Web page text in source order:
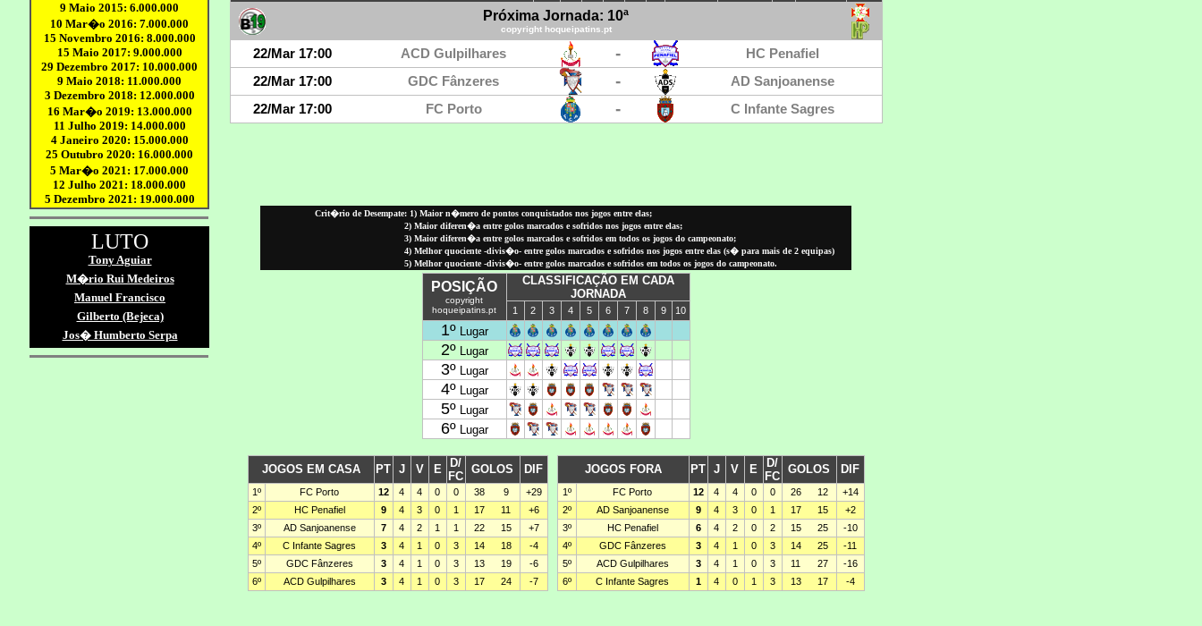
Crit�rio de Desempate: 1) Maior n�mero de pontos conquistados nos jogos entre elas;
2) Maior diferen�a entre golos marcados e sofridos nos jogos entre elas;
3) Maior diferen�a entre golos marcados e sofridos em todos os jogos do campeonato;
4) Melhor quociente -divis�o- entre golos marcados e sofridos nos jogos entre elas (s� para mais de 2 equipas)
5) Melhor quociente -divis�o- entre golos marcados e sofridos em todos os jogos do campeonato.